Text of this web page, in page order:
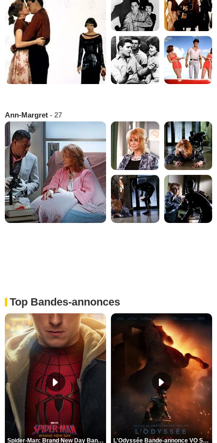
Ann-Margret - 27
Top Bandes-annonces
Spider-Man: Brand New Day Bande-annonce VO STFR L'Odyssée Bande-annonce VO STFR